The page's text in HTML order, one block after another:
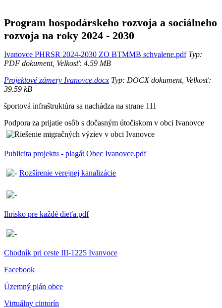
Program hospodárskeho rozvoja a sociálneho
rozvoja na roky 2024 - 2030
Ivanovce PHRSR 2024-2030 ZO BTMMB schvalene.pdfTyp:
PDF dokument, Velkosť: 4.59 MB
Projektové zámery Ivanovce.docx Typ: DOCX dokument, Velkosť:
39.59 kB
športová infraštruktúra sa nachádza na strane 111
Podpora za prijatie osôb s dočasným útočiskom v obci Ivanovce
Publicita projektu - plagát Obec Ivanovce.pdf
Rozšírenie verejnej kanalizácie
Ihrisko pre každé dieťa.pdf
Chodník pri ceste III-1225 Ivanvoce
Facebook
Územný plán obce
Virtuálny cintorín